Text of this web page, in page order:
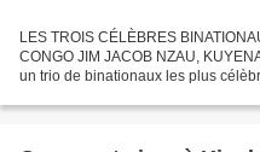
LES TROIS CÉLÈBRES
CONGO JIM JACOB NZAU,
un trio de binationaux les plus